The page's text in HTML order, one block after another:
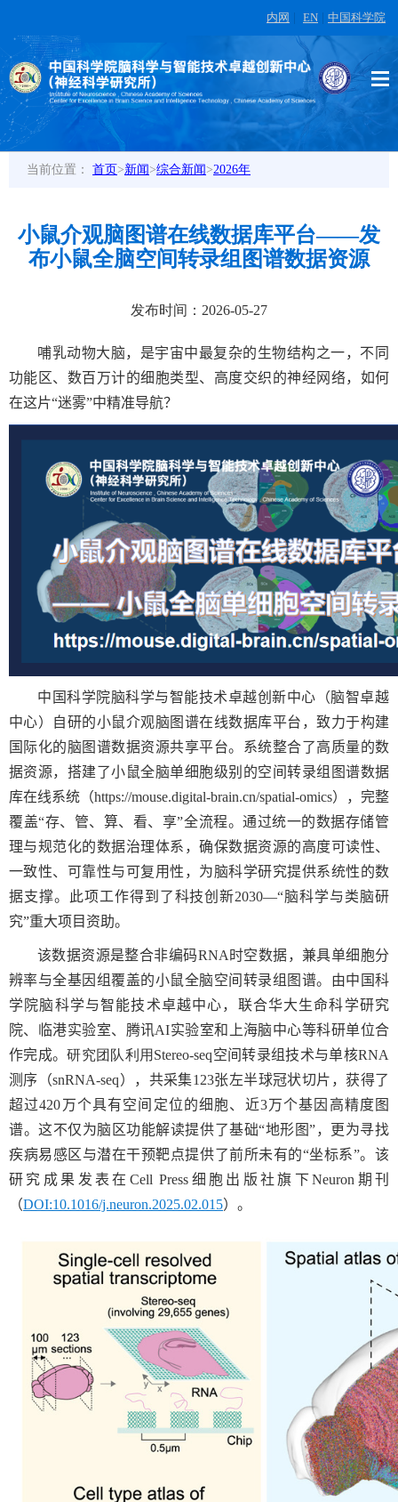
内网 EN 中国科学院
当前位置： 首页>新闻>综合新闻>2026年
小鼠介观脑图谱在线数据库平台——发
布小鼠全脑空间转录组图谱数据资源
发布时间：2026-05-27
哺乳动物大脑，是宇宙中最复杂的生物结构之一，不同
功能区、数百万计的细胞类型、高度交织的神经网络，如何
在这片“迷雾”中精准导航？
中国科学院脑科学与智能技术卓越创新中心（脑智卓越
中心）自研的小鼠介观脑图谱在线数据库平台，致力于构建
国际化的脑图谱数据资源共享平台。系统整合了高质量的数
据资源，搭建了小鼠全脑单细胞级别的空间转录组图谱数据
库在线系统（https://mouse.digital-brain.cn/spatial-omics），完整
覆盖“存、管、算、看、享”全流程。通过统一的数据存储管
理与规范化的数据治理体系，确保数据资源的高度可读性、
一致性、可靠性与可复用性，为脑科学研究提供系统性的数
据支撑。此项工作得到了科技创新2030—“脑科学与类脑研
究”重大项目资助。
该数据资源是整合非编码RNA 时空数据，兼具单细胞分
辨率与全基因组覆盖的小鼠全脑空间转录组图谱。由中国科
学院脑科学与智能技术卓越中心，联合华大生命科学研究
院、临港实验室、腾讯AI实验室和上海脑中心等科研单位合
作完成。研究团队利用 Stereo-seq空间转录组技术与单核RNA
测序（snRNA-seq），共采集123张左半球冠状切片，获得了
超过420万个具有空间定位的细胞、近3万个基因高精度图
谱。这不仅为脑区功能解读提供了基础“地形图”，更为寻找
疾病易感区与潜在干预靶点提供了前所未有的“坐标系”。该
研究成果发表在 Cell Press 细胞出版社旗下Neuron 期刊
（DOI:10.1016/j.neuron.2025.02.015）。